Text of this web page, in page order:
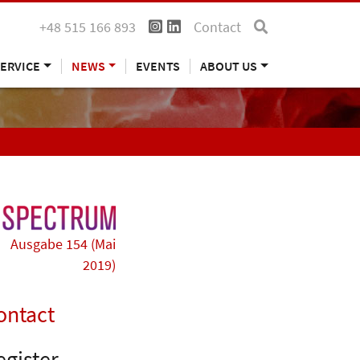
+48 515 166 893 Contact
NEWS EVENTS ABOUT US
Ausgabe 154 (Mai
2019)